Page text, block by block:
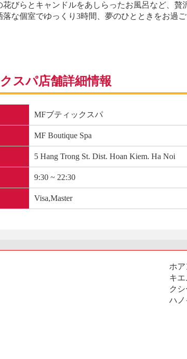
花びらとキャンドルをあしらったお風呂など、贅
な個室でゆっくり3時間、夢のひとときをお過ご
スパ店舗詳細情報
MFブティックスパ
MF Boutique Spa
5 Hang Trong St. Dist. Hoan Kiem. Ha Noi
9:30 ~ 22:30
Visa,Master
ホ
キ
ク
ハノ